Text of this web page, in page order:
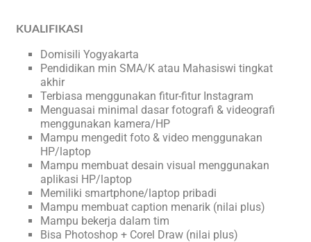
KUALIFIKASI
Domisili Yogyakarta
Pendidikan min SMA/K atau Mahasiswi tingkat
akhir
Terbiasa menggunakan fitur-fitur Instagram
Menguasai minimal dasar fotografi & videografi
menggunakan kamera/HP
Mampu mengedit foto & video menggunakan
HP/laptop
Mampu membuat desain visual menggunakan
aplikasi HP/laptop
Memiliki smartphone/laptop pribadi
Mampu membuat caption menarik (nilai plus)
Mampu bekerja dalam tim
Bisa Photoshop + Corel Draw (nilai plus)